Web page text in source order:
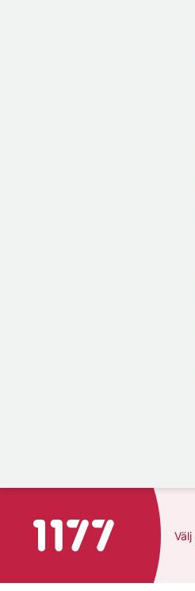
Till startsidan för 1177 Välj